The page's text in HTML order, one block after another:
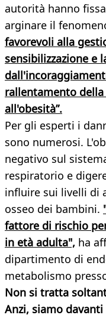
autorità hanno
arginare il
favorevoli alla
sensibilizzazione e
rallentamento
all'obesità”.
Per gli esperti i
sono numerosi.
negativo sul
respiratorio e
influire sui livelli di
osseo dei bambini.
fattore di rischio
in età adulta", ha
dipartimento di
metabolismo
Non si tratta
Anzi, siamo